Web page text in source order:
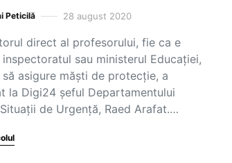
Peticilă 28 august 2020
direct al profesorului, fie ca e
inspectoratul sau ministerul Educației,
asigure măști de protecție, a
la Digi24 șeful Departamentului
de Urgență, Raed Arafat.…